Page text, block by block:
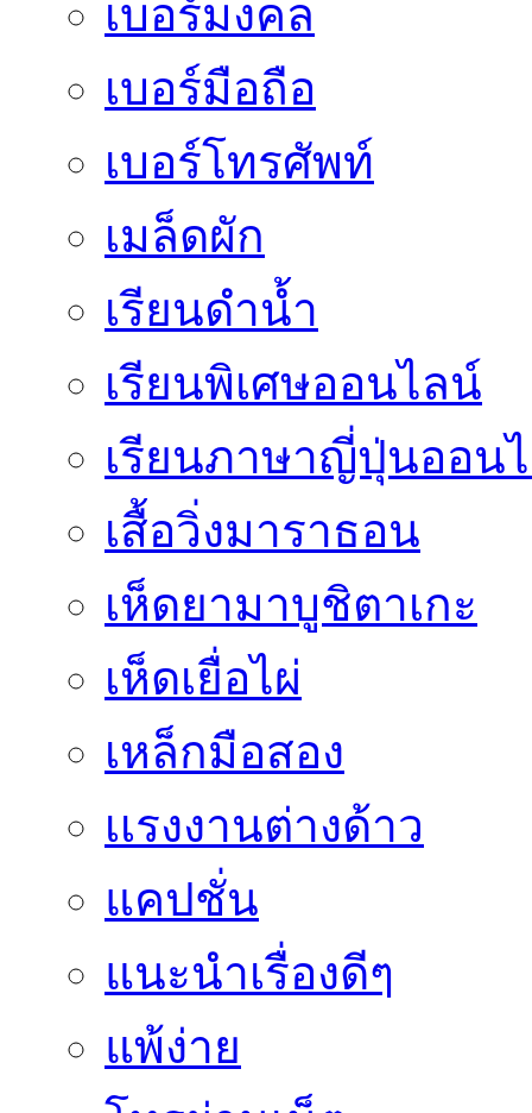
เบอร์มงคล
เบอร์มือถือ
เบอร์โทรศัพท์
เมล็ดผัก
เรียนดำน้ำ
เรียนพิเศษออนไลน์
เรียนภาษาญี่ปุ่นออน
เสื้อวิ่งมาราธอน
เห็ดยามาบูชิตาเกะ
เห็ดเยื่อไผ่
เหล็กมือสอง
เเรงงานต่างด้าว
แคปชั่น
แนะนำเรื่องดีๆ
แพ้ง่าย